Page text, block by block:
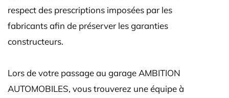
respect des prescriptions imposées par les
fabricants afin de préserver les garanties
constructeurs.
Lors de votre passage au garage AMBITION
AUTOMOBILES, vous trouverez une équipe à